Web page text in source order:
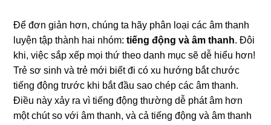
Để đơn giản hơn, chúng ta hãy phân loại các âm thanh
luyện tập thành hai nhóm:tiếng động và âm thanh. Đôi
khi, việc sắp xếp mọi thứ theo danh mục sẽ dễ hiểu hơn!
Trẻ sơ sinh và trẻ mới biết đi có xu hướng bắt chước
tiếng động trước khi bắt đầu sao chép các âm thanh.
Điều này xảy ra vì tiếng động thường dễ phát âm hơn
một chút so với âm thanh, và cả tiếng động và âm thanh